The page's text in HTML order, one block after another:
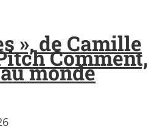
», de Camille
Comment,
monde